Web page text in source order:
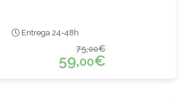
Entrega 24-48h
75,00€
59,00€